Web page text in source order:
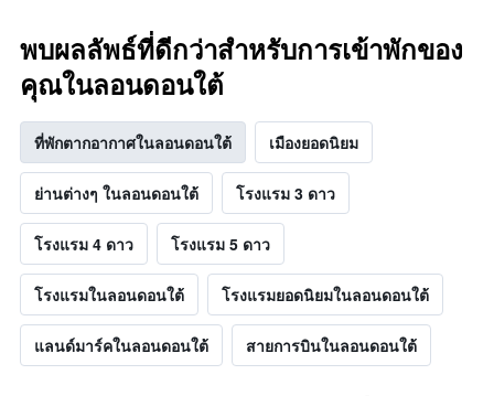
พบผลลัพธ์ที่ดีกว่าสำหรับการเข้าพักของ
คุณในลอนดอนใต้
ที่พักตากอากาศในลอนดอนใต้ เมืองยอดนิยม
ย่านต่างๆ ในลอนดอนใต้ โรงแรม 3 ดาว
โรงแรม 4 ดาว โรงแรม 5 ดาว
โรงแรมในลอนดอนใต้ โรงแรมยอดนิยมในลอนดอนใต้
แลนด์มาร์คในลอนดอนใต้ สายการบินในลอนดอนใต้